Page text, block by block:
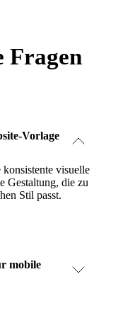
Fragen
Vorlage
visuelle
Gestaltung, die zu
Stil passt.
mobile